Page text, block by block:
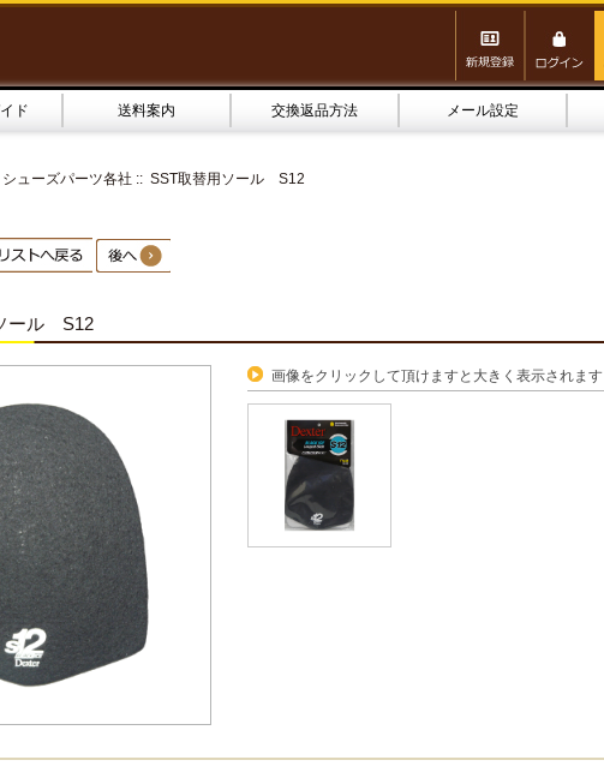
ド 送料案内 交換返品方法 メール設定
シューズパーツ各社 :: SST取替用ソール S12
ール S12
画像をクリックして頂けますと大きく表示されます